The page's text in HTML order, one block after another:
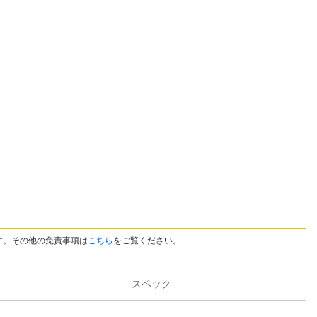
その他の免責事項はこちら をご覧ください。
スペック